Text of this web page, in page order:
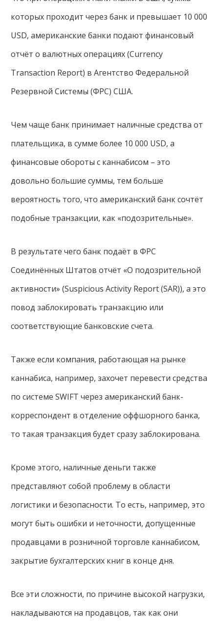
которых проходит через банк и превышает 10 000
USD, американские банки подают финансовый
отчёт о валютных операциях (Currency
Transaction Report) в Агентство Федеральной
Резервной Системы (ФРС) США.
Чем чаще банк принимает наличные средства от
плательщика, в сумме более 10 000 USD, а
финансовые обороты с каннабисом – это
довольно большие суммы, тем больше
вероятность того, что американский банк сочтёт
подобные транзакции, как «подозрительные».
В результате чего банк подаёт в ФРС
Соединённых Штатов отчёт «О подозрительной
активности» (Suspicious Activity Report (SAR)), а это
повод заблокировать транзакцию или
соответствующие банковские счета.
Также если компания, работающая на рынке
каннабиса, например, захочет перевести средства
по системе SWIFT через американский банк-
корреспондент в отделение оффшорного банка,
то такая транзакция будет сразу заблокирована.
Кроме этого, наличные деньги также
представляют собой проблему в области
логистики и безопасности. То есть, например, это
могут быть ошибки и неточности, допущенные
продавцами в розничной торговле каннабисом,
закрытие бухгалтерских книг в конце дня.
Все эти сложности, по причине высокой нагрузки,
накладываются на продавцов, так как они